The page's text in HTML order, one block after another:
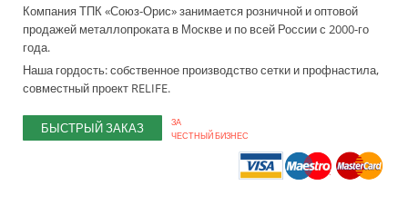
Компания ТПК «Союз-Орис» занимается розничной и оптовой
продажей металлопроката в Москве и по всей России с 2000-го
года.
Наша гордость: собственное производство сетки и профнастила,
совместный проект RELIFE.
БЫСТРЫЙ ЗАКАЗ
ЗА
ЧЕСТНЫЙ БИЗНЕС